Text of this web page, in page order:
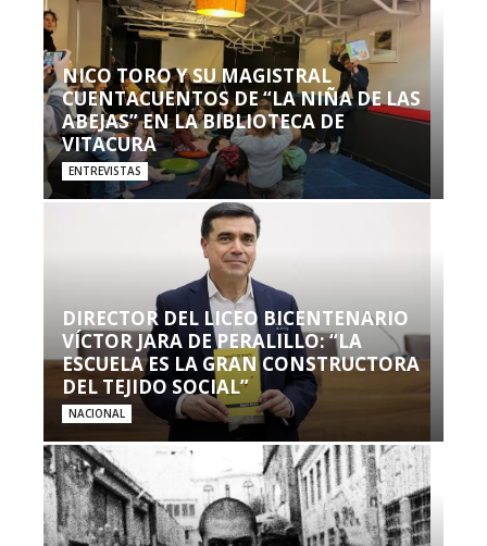
NICO TORO Y SU MAGISTRAL
CUENTACUENTOS DE “LA NIÑA DE LAS
ABEJAS” EN LA BIBLIOTECA DE
VITACURA
ENTREVISTAS
DIRECTOR DEL LICEO BICENTENARIO
VÍCTOR JARA DE PERALILLO: “LA
ESCUELA ES LA GRAN CONSTRUCTORA
DEL TEJIDO SOCIAL”
NACIONAL